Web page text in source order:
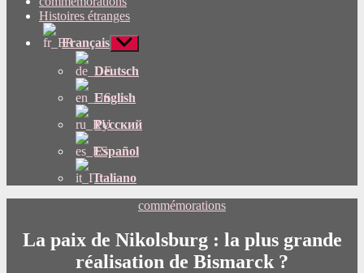
Histoires étranges
Français Afficher
le
sous-
menu
Deutsch
English
Русский
Español
Italiano
Catégories
commémorations
La paix de Nikolsburg : la plus grande
réalisation de Bismarck ?